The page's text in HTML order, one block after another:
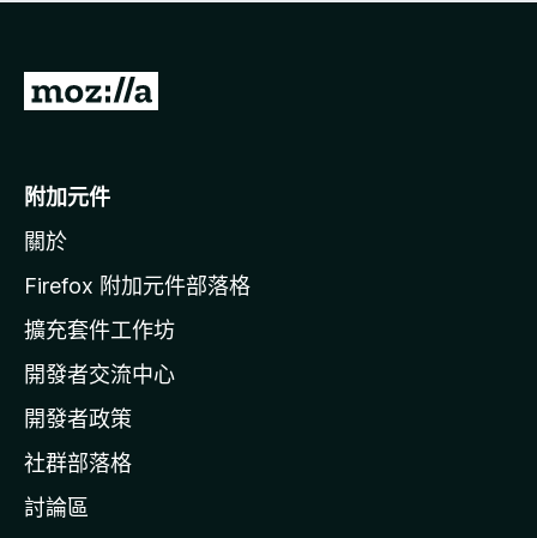
有
前
o
i
l
a
官
網
附加元件
關於
Firefox 附加元件部落格
擴充套件工作坊
開發者交流中心
開發者政策
社群部落格
討論區